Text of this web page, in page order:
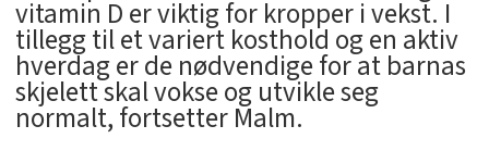
vitamin D er viktig for kropper i vekst. I
tillegg til et variert kosthold og en aktiv
hverdag er de nødvendige for at barnas
skjelett skal vokse og utvikle seg
normalt, fortsetter Malm.